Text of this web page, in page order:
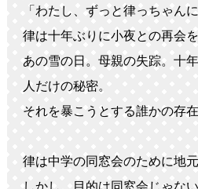
「わたし、ずっと律っちゃん
律は十年ぶりに小夜との再会を
あの雪の日。母親の失踪。十
人だけの秘密。
それを暴こうとする誰かの存
律は中学の同窓会のために地